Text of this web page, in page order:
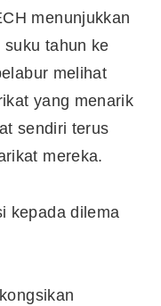
menunjukkan
tahun ke
melihat
yang menarik
sendiri terus
mereka.
kepada dilema